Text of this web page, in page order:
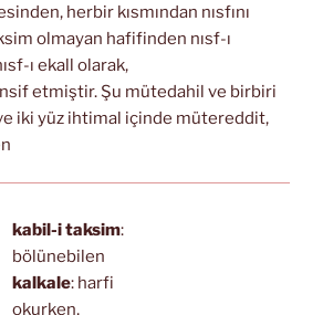
herbir kısmından nısfını
olmayan hafifinden nısf-ı
ı ekall olarak,
etmiştir. Şu mütedahil ve birbiri
iki yüz ihtimal içinde mütereddit,
kabil-i taksim:
bölünebilen
kalkale: harfi
okurken,